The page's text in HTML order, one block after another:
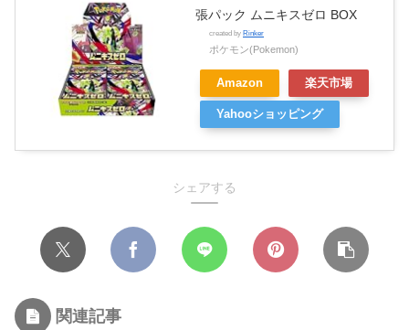
張パック ムニキスゼロ BOX
created by Rinker
ポケモン(Pokemon)
Amazon 楽天市場
Yahooショッピング
シェアする
関連記事